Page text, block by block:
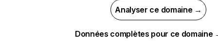
Analyser ce domaine →
Données complètes pour ce domaine